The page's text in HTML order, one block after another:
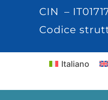
CIN –
Codice
Italiano